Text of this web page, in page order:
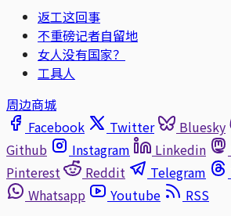
返工这回事
不重磅记者自留地
女人没有国家？
工具人
周边商城
Facebook
Twitter Bluesky
Github
Instagram Linkedin
Pinterest
Reddit Telegram
Whatsapp
Youtube
RSS